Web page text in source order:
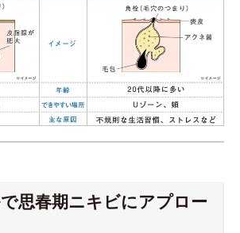
思春期ニキビにアプロー